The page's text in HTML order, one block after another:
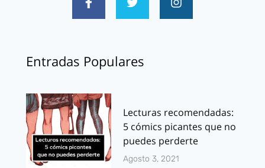
Entradas Populares
Lecturas recomendadas:
5 cómics picantes que no
puedes perderte
Agosto 3, 2021